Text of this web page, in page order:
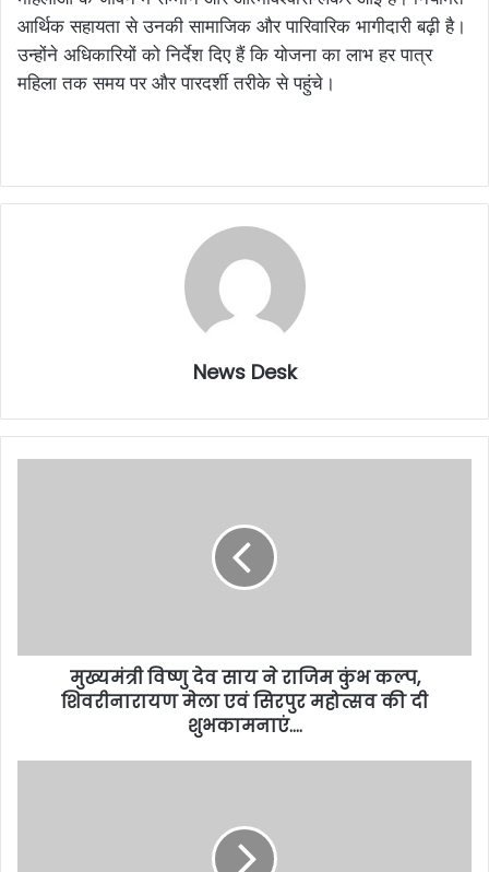
आर्थिक सहायता से उनकी सामाजिक और पारिवारिक भागीदारी बढ़ी है।
उन्होंने अधिकारियों को निर्देश दिए हैं कि योजना का लाभ हर पात्र
महिला तक समय पर और पारदर्शी तरीके से पहुंचे।
News Desk
मुख्यमंत्री विष्णु देव साय ने राजिम कुंभ कल्प,
शिवरीनारायण मेला एवं सिरपुर महोत्सव की दी
शुभकामनाएं….